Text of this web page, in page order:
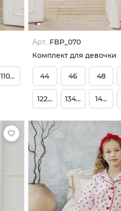
110-116
Арт. FBP_070
Комплект для девочки
44 46 48
122-128 134-140 146-152